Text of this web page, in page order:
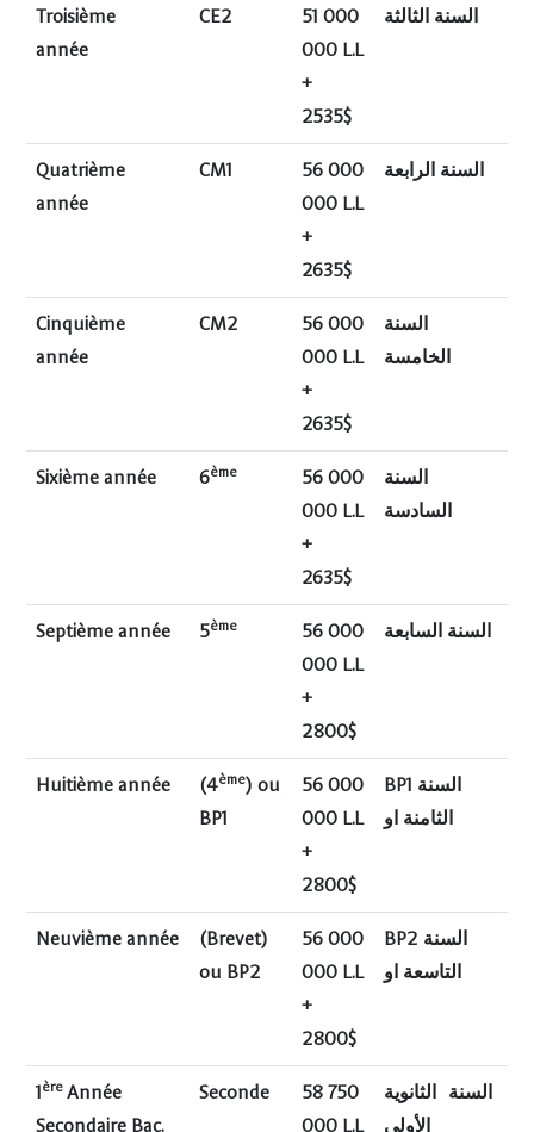
Troisième
année
CE2
51 000
000 L.L
+
2535$
السنة الثالثة
Quatrième
année
CM1
56 000
000 L.L
+
2635$
السنة الرابعة
Cinquième
année
CM2
56 000
000 L.L
+
2635$
السنة
الخامسة
Sixième année 6ème
56 000
000 L.L
+
2635$
السنة
السادسة
Septième année 5ème
56 000
000 L.L
+
2800$
السنة السابعة
Huitième année (4ème) ou
BP1
56 000
000 L.L
+
2800$
BP1 السنة
الثامنة او
Neuvième année
(Brevet)
ou BP2
56 000
000 L.L
+
2800$
BP2 السنة
التاسعة او
1ère Année
Secondaire Bac.
Seconde
58 750
000 L.L
السنة الثانوية
الأولى